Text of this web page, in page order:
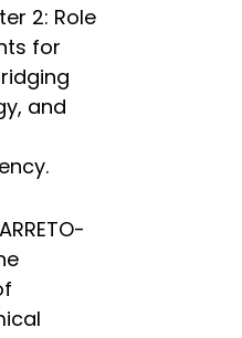
2: Role
for
and